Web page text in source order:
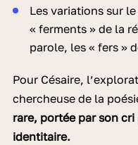
Les variations sur
« ferments » de la
parole, les « fers »
Pour Césaire,
chercheuse de la
rare, portée par son
identitaire.